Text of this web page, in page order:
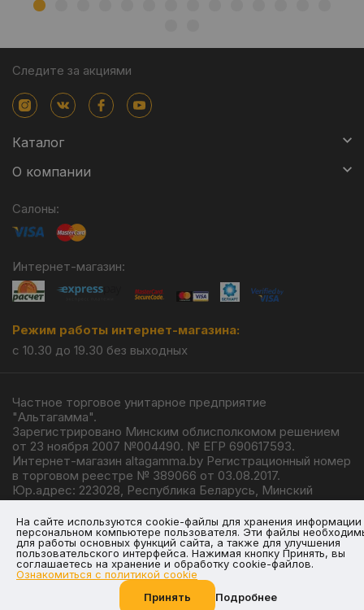
Следите за акциями
Каталог
О компании
Салоны:
Интернет-магазин:
Режим работы интернет-магазина:
с 10.30 до 19.30 без выходных
Частное торговое унитарное предприятие
"Альтагамма".
Зарегистрировано Минским облисполкомом решением
от 23 ноября 2007 №004490. № ЕГР 690617593.
Интернет-магазин altagamma.by Регистрационный номер
в торговом реестре № 389066 от 03.08.2017.
Юр.адрес: 223028, Республика Беларусь, Минский
район, г.п. Ждановичи, ул. Линейная, 4/1.
© 2026
Разработка — Giperlink.by
На сайте используются cookie-файлы для хранения информации
персональном компьютере пользователя. Эти файлы
для работы основных функций сайта, а также для улучшения
пользовательского интерфейса. Нажимая кнопку Принять, вы
соглашаетесь на хранение и обработку cookie-файлов.
Ознакомиться с политикой cookie
Принять
Подробнее